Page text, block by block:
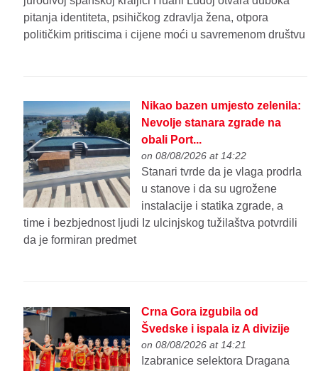
pitanja identiteta, psihičkog zdravlja žena, otpora
političkim pritiscima i cijene moći u savremenom društvu
Nikao bazen umjesto zelenila:
Nevolje stanara zgrade na
obali Port...
on 08/08/2026 at 14:22
Stanari tvrde da je vlaga prodrla
u stanove i da su ugrožene
instalacije i statika zgrade, a
time i bezbjednost ljudi Iz ulcinjskog tužilaštva potvrdili
da je formiran predmet
Crna Gora izgubila od
Švedske i ispala iz A divizije
on 08/08/2026 at 14:21
Izabranice selektora Dragana